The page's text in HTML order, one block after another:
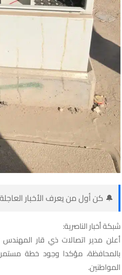
🔔 كن أول من يعرف الأخبار
شبكة أخبار الناصرية:
أعلن مدير اتصالات ذي قار
المواطنين.